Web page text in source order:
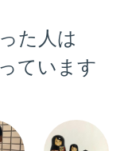
た人は
ています